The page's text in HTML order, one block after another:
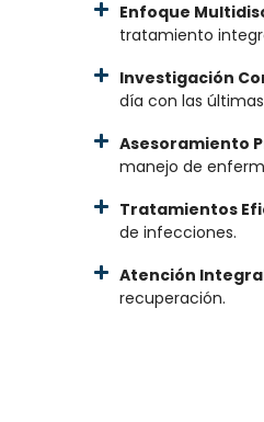
Enfoque
tratamiento
Investigación
día con las
Asesoramiento
manejo de
Tratamientos
de infecciones.
Atención
recuperación.